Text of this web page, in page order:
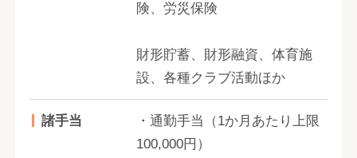
険、労災保険
財形貯蓄、財形融資、体育施
設、各種クラブ活動ほか
諸手当
・通勤手当（1か月あたり上限
100,000円）